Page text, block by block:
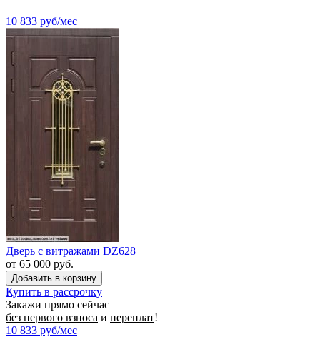
10 833 руб/мес
Дверь с витражами DZ628
от 65 000 руб.
Купить в рассрочку
Закажи прямо сейчас
без первого взноса и переплат!
10 833 руб/мес